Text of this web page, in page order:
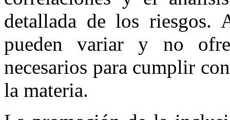
detallada de los riesgos.
pueden variar y no
necesarios para cumplir
la materia.